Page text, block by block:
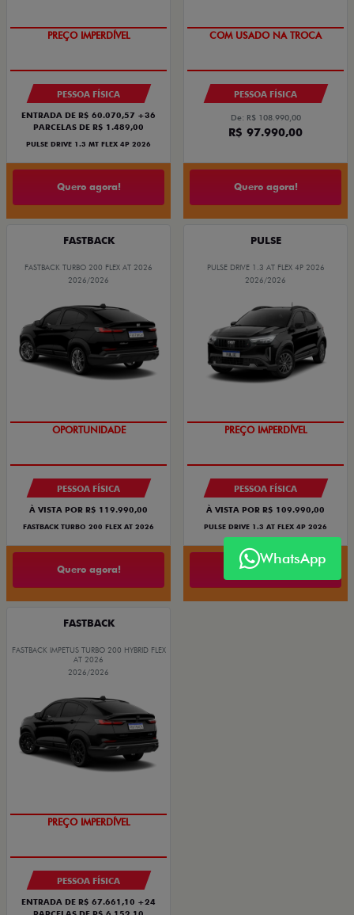
OPORTUNIDADE
PESSOA FÍSICA
ENTRADA DE R$ 60.070,57 +36
PARCELAS DE R$ 1.489,00
PULSE DRIVE 1.3 MT FLEX 4P 2026
Quero agora!
SUPER DESCONTO
PESSOA FÍSICA
De: R$ 108.990,00
R$ 97.990,00
Quero agora!
FASTBACK
FASTBACK TURBO 200 FLEX AT 2026
2026/2026
OPORTUNIDADE
PESSOA FÍSICA
À VISTA POR R$ 119.990,00
FASTBACK TURBO 200 FLEX AT 2026
Quero agora!
PULSE
PULSE DRIVE 1.3 AT FLEX 4P 2026
2026/2026
O SUV AUTOMÁTICO MAIS
PESSOA FÍSICA
À VISTA POR R$ 109.990,00
PULSE DRIVE 1.3 AT FLEX 4P 2026
Quero agora!
FASTBACK
FASTBACK IMPETUS TURBO 200 HYBRID FLEX
AT 2026
2026/2026
OPORTUNIDADE
PESSOA FÍSICA
ENTRADA DE R$ 67.661,10 +24
WhatsApp